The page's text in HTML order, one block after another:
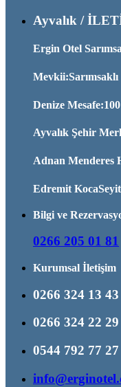
Ayvalık /
Ergin Otel
Mevkii:Sarımsaklı
Denize
Ayvalık Şehir
Adnan Menderes
Edremit
Bilgi ve
0266 205 01 81
Kurumsal İletişim
0266 324 13 43
0266 324 22 29
0544 792 77 27